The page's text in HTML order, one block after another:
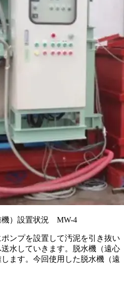
機）設置状況 MW-4
ンプを設置して汚泥を引き抜い
水していきます。脱水機（遠心
ます。今回使用した脱水機（遠